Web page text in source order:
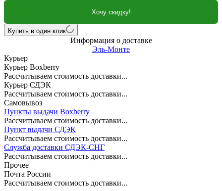
Хочу скидку!
Купить в один клик
Информация о доставке
Эль-Монте
Курьер
Курьер Boxberry
Рассчитываем стоимость доставки...
Курьер СДЭК
Рассчитываем стоимость доставки...
Самовывоз
Пункты выдачи Boxberry
Рассчитываем стоимость доставки...
Пункт выдачи СДЭК
Рассчитываем стоимость доставки...
Служба доставки СДЭК-СНГ
Рассчитываем стоимость доставки...
Прочее
Почта России
Рассчитываем стоимость доставки...